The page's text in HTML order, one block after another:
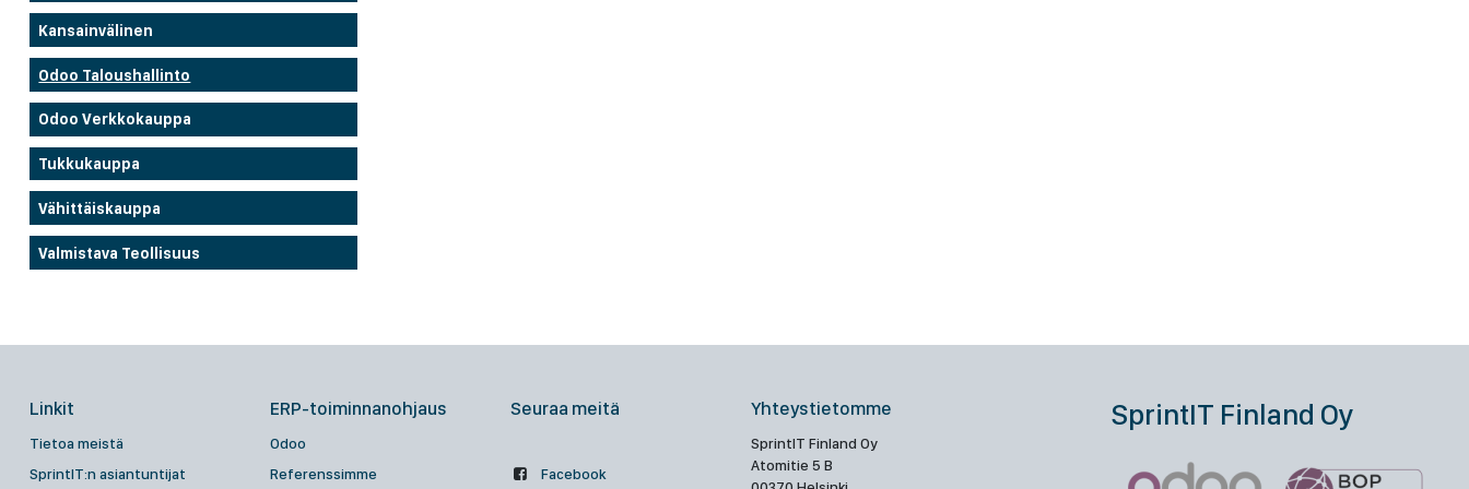
Kansainvälinen
Odoo Taloushallinto
Odoo Verkkokauppa
Tukkukauppa
Vähittäiskauppa
Valmistava Teollisuus
Linkit
Tietoa meistä
SprintIT:n asiantuntijat
ERP-toiminnanohjaus
Odoo
Referenssimme
Seuraa meitä
Facebook
Yhteystietomme
SprintIT Finland Oy
Atomitie 5 B
SprintIT Finland Oy